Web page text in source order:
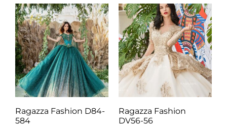
Ragazza Fashion D84-
584
Ragazza Fashion
DV56-56